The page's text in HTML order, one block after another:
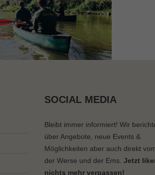
SOCIAL MEDIA
Bleibt immer informiert! Wir
über Angebote, neue Events &
Möglichkeiten aber auch direkt
der Werse und der Ems. Jetzt
nichts mehr verpassen!